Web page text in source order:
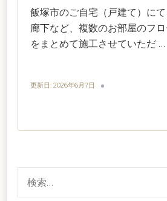
飯塚市のご自宅（戸建て）にて
廊下など、複数のお部屋のフ
をまとめて施工させていただ …
更新日: 2026年6月7日